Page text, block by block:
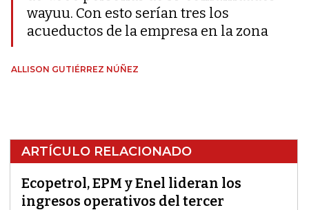
wayuu. Con esto serían tres los
acueductos de la empresa en la zona
ALLISON GUTIÉRREZ NÚÑEZ
ARTÍCULO RELACIONADO
Ecopetrol, EPM y Enel lideran los
ingresos operativos del tercer